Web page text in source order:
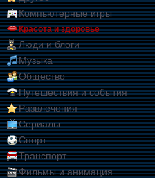
Компьютерные игры
Красота и здоровье
Люди и блоги
Музыка
Общество
Путешествия и события
Развлечения
Сериалы
Спорт
Транспорт
Фильмы и анимация